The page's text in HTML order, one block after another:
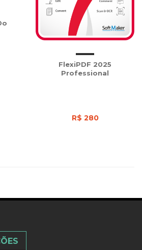
FlexiPDF 2025
Professional
R$ 280